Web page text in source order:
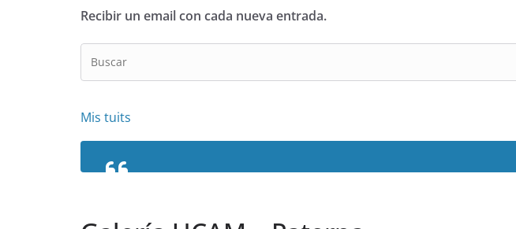
Recibir un email con cada nueva entrada.
Mis tuits